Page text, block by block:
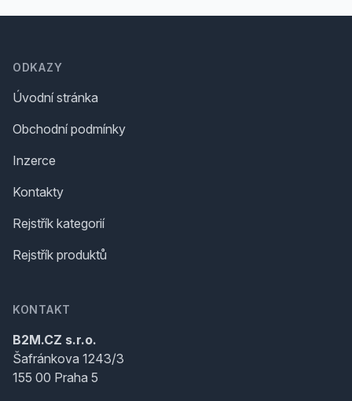
ODKAZY
Úvodní stránka
Obchodní podmínky
Inzerce
Kontakty
Rejstřík kategorií
Rejstřík produktů
KONTAKT
B2M.CZ s.r.o.
Šafránkova 1243/3
155 00 Praha 5